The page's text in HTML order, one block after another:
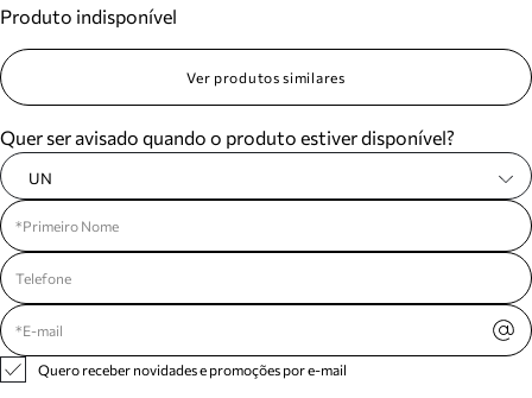
Produto indisponível
Ver produtos similares
Quer ser avisado quando o produto estiver disponível?
UN
Quero receber novidades e promoções por e-mail